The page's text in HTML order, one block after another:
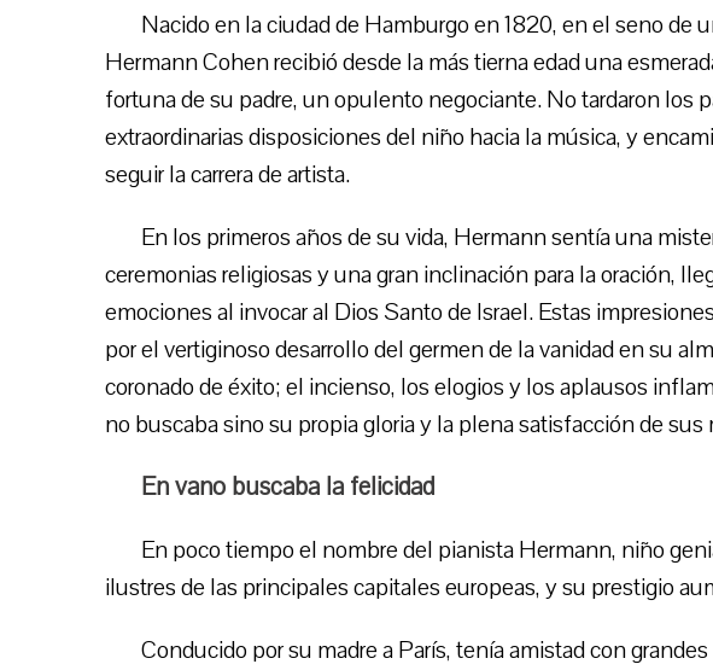
Nacido en la ciudad de Hamburgo en 1820, en el seno de
Hermann Cohen recibió desde la más tierna edad una
fortuna de su padre, un opulento negociante. No tardaron los
extraordinarias disposiciones del niño hacia la música, y
seguir la carrera de artista.
En los primeros años de su vida, Hermann sentía una
ceremonias religiosas y una gran inclinación para la oración,
emociones al invocar al Dios Santo de Israel. Estas
por el vertiginoso desarrollo del germen de la vanidad en su
coronado de éxito; el incienso, los elogios y los aplausos
no buscaba sino su propia gloria y la plena satisfacción de
En vano buscaba la felicidad
En poco tiempo el nombre del pianista Hermann, niño
ilustres de las principales capitales europeas, y su prestigio
Conducido por su madre a París, tenía amistad con